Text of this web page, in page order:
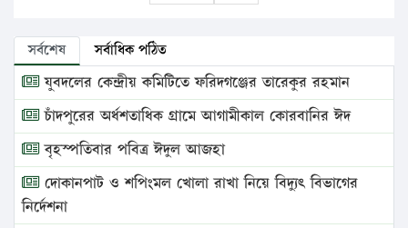
সর্বশেষ সর্বাধিক পঠিত
যুবদলের কেন্দ্রীয় কমিটিতে ফরিদগঞ্জের তারেকুর রহমান
চাঁদপুরের অর্ধশতাধিক গ্রামে আগামীকাল কোরবানির ঈদ
বৃহস্পতিবার পবিত্র ঈদুল আজহা
দোকানপাট ও শপিংমল খোলা রাখা নিয়ে বিদ্যুৎ বিভাগের
নির্দেশনা